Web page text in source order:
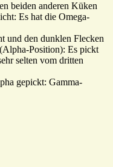
beiden anderen Küken
Es hat die Omega-
und den dunklen Flecken
Position): Es pickt
selten vom dritten
gepickt: Gamma-